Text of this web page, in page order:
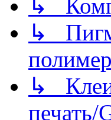
↳
↳
↳
печать/